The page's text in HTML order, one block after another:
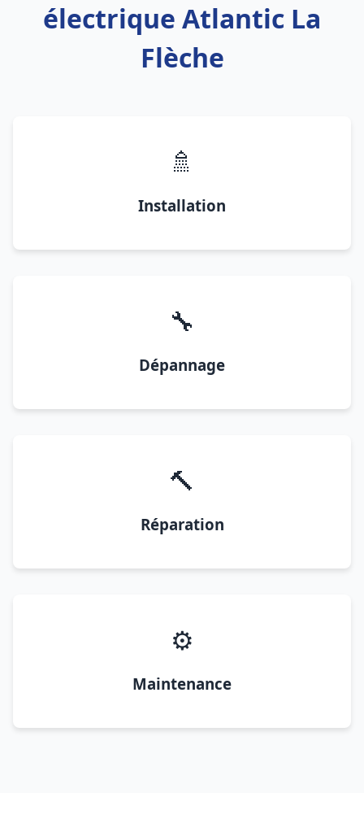
électrique Atlantic La
Flèche
🚿
Installation
🔧
Dépannage
🔨
Réparation
⚙️
Maintenance